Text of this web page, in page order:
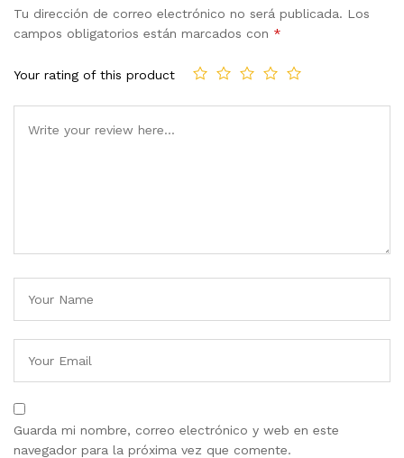
Tu dirección de correo electrónico no será publicada. Los
campos obligatorios están marcados con *
Your rating of this product
Guarda mi nombre, correo electrónico y web en este
navegador para la próxima vez que comente.